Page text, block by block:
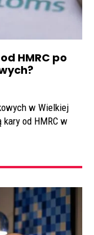
HMRC po
w Wielkiej
od HMRC w